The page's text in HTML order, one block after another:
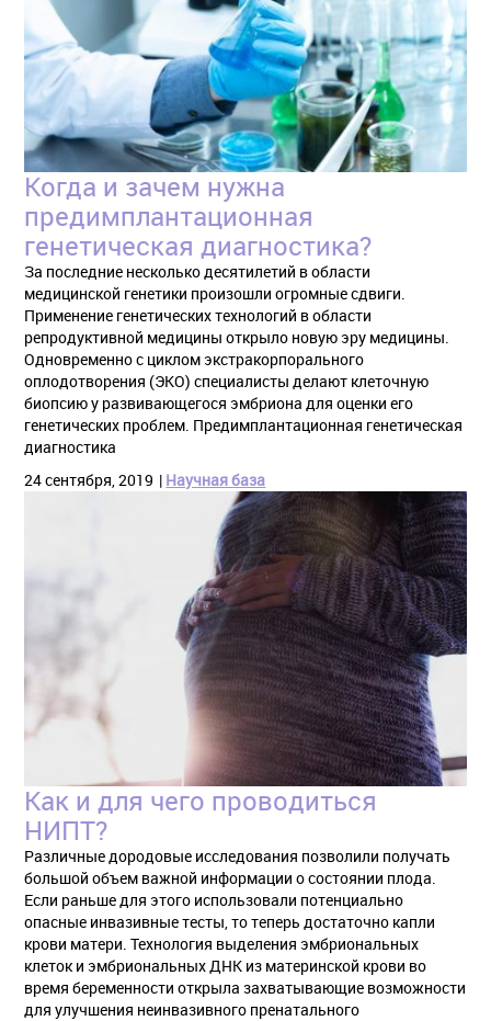
Когда и зачем нужна
предимплантационная
генетическая диагностика?
За последние несколько десятилетий в области
медицинской генетики произошли огромные сдвиги.
Применение генетических технологий в области
репродуктивной медицины открыло новую эру медицины.
Одновременно с циклом экстракорпорального
оплодотворения (ЭКО) специалисты делают клеточную
биопсию у развивающегося эмбриона для оценки его
генетических проблем. Предимплантационная генетическая
диагностика
24 сентября, 2019
Научная база
Как и для чего проводиться
НИПТ?
Различные дородовые исследования позволили получать
большой объем важной информации о состоянии плода.
Если раньше для этого использовали потенциально
опасные инвазивные тесты, то теперь достаточно капли
крови матери. Технология выделения эмбриональных
клеток и эмбриональных ДНК из материнской крови во
время беременности открыла захватывающие возможности
для улучшения неинвазивного пренатального